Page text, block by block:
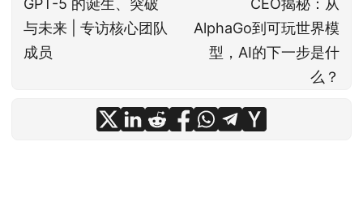
GPT-5 的诞生、突破
与未来 | 专访核心团队
成员
CEO揭秘：从
AlphaGo到可玩世界模
型，AI的下一步是什
么？